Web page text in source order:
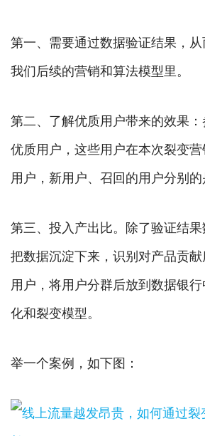
第一、需要通过数据验证结果，从
我们后续的营销和算法模型里。
第二、了解优质用户带来的效果
优质用户，这些用户在本次裂变
用户，新用户、召回的用户分别的
第三、投入产出比。除了验证结
把数据沉淀下来，识别对产品贡
用户，将用户分群后放到数据银
化和裂变模型。
举一个案例，如下图：